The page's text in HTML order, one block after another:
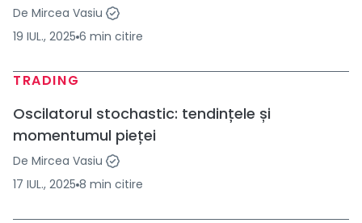
De Mircea Vasiu
19 IUL., 2025 6 min citire
TRADING
Oscilatorul stochastic: tendințele și
momentumul pieței
De Mircea Vasiu
17 IUL., 2025 8 min citire